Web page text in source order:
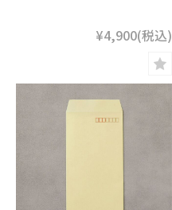
¥4,900(税込)